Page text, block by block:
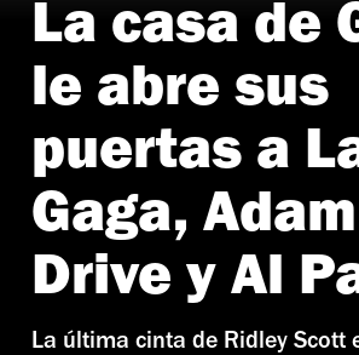
La casa de
le abre sus
puertas a
Gaga, Adam
Drive y Al
La última cinta de Ridley Scott